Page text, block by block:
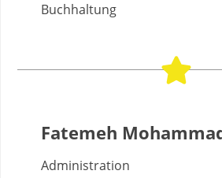
Buchhaltung
Fatemeh
Administration